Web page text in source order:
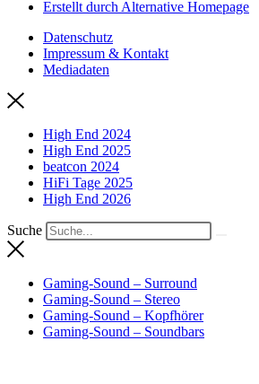
Erstellt durch Alternative Homepage
Datenschutz
Impressum & Kontakt
Mediadaten
High End 2024
High End 2025
beatcon 2024
HiFi Tage 2025
High End 2026
Suche
Gaming-Sound – Surround
Gaming-Sound – Stereo
Gaming-Sound – Kopfhörer
Gaming-Sound – Soundbars